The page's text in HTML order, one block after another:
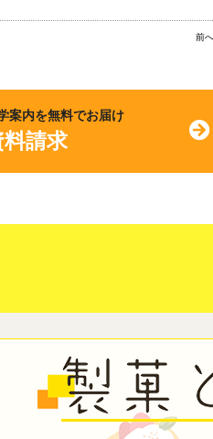
前へ
案内を無料でお届け
料請求